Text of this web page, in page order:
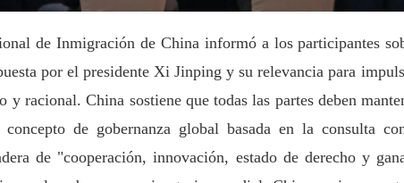
de Inmigración de China informó a los participantes
por el presidente Xi Jinping y su relevancia para
racional. China sostiene que todas las partes deben
de gobernanza global basada en la consulta
de "cooperación, innovación, estado de derecho y